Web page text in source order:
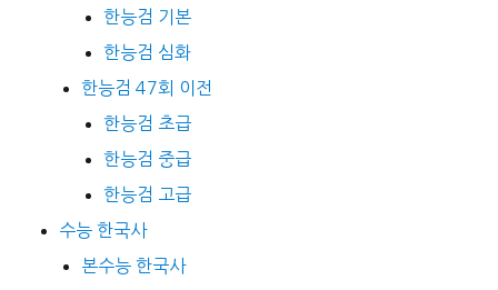
한능검 기본
한능검 심화
한능검 47회 이전
한능검 초급
한능검 중급
한능검 고급
수능 한국사
본수능 한국사